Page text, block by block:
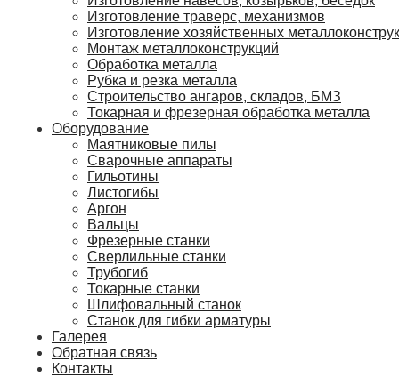
Изготовление траверс, механизмов
Изготовление хозяйственных
Монтаж металлоконструкций
Обработка металла
Рубка и резка металла
Строительство ангаров, складов, БМЗ
Токарная и фрезерная обработка металла
Оборудование
Маятниковые пилы
Сварочные аппараты
Гильотины
Листогибы
Аргон
Вальцы
Фрезерные станки
Сверлильные станки
Трубогиб
Токарные станки
Шлифовальный станок
Станок для гибки арматуры
Галерея
Обратная связь
Контакты